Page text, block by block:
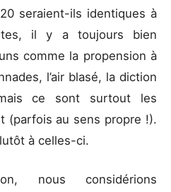
seraient-ils identiques à
il y a toujours bien
comme la propension à
l’air blasé, la diction
ce sont surtout les
(parfois au sens propre !).
à celles-ci.
nous considérions